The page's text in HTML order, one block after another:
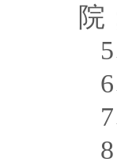
院
5
6
7
8